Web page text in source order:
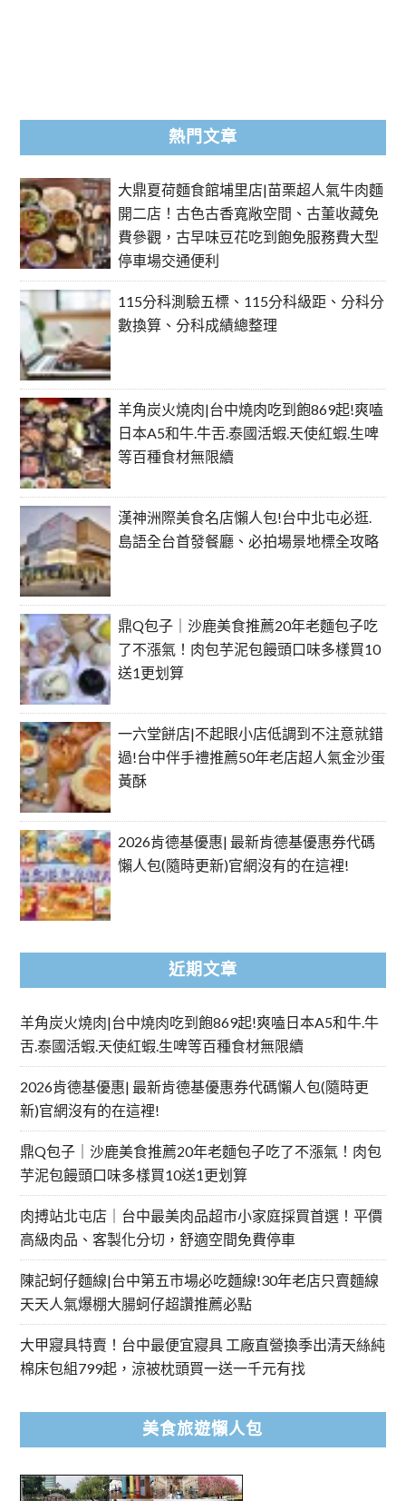
熱門文章
大鼎夏荷麵食館埔里店|苗栗超人氣牛肉麵
開二店！古色古香寬敞空間、古董收藏免
費參觀，古早味豆花吃到飽免服務費大型
停車場交通便利
115分科測驗五標、115分科級距、分科分
數換算、分科成績總整理
羊角炭火燒肉|台中燒肉吃到飽869起!爽嗑
日本A5和牛.牛舌.泰國活蝦.天使紅蝦.生啤
等百種食材無限續
漢神洲際美食名店懶人包!台中北屯必逛.
島語全台首發餐廳、必拍場景地標全攻略
鼎Q包子｜沙鹿美食推薦20年老麵包子吃
了不漲氣！肉包芋泥包饅頭口味多樣買10
送1更划算
一六堂餅店|不起眼小店低調到不注意就錯
過!台中伴手禮推薦50年老店超人氣金沙蛋
黃酥
2026肯德基優惠| 最新肯德基優惠券代碼
懶人包(隨時更新)官網沒有的在這裡!
近期文章
羊角炭火燒肉|台中燒肉吃到飽869起!爽嗑日本A5和牛.牛
舌.泰國活蝦.天使紅蝦.生啤等百種食材無限續
2026肯德基優惠| 最新肯德基優惠券代碼懶人包(隨時更
新)官網沒有的在這裡!
鼎Q包子｜沙鹿美食推薦20年老麵包子吃了不漲氣！肉包
芋泥包饅頭口味多樣買10送1更划算
肉搏站北屯店｜台中最美肉品超市小家庭採買首選！平價
高級肉品、客製化分切，舒適空間免費停車
陳記蚵仔麵線|台中第五市場必吃麵線!30年老店只賣麵線
天天人氣爆棚大腸蚵仔超讚推薦必點
大甲寢具特賣！台中最便宜寢具 工廠直營換季出清天絲純
棉床包組799起，涼被枕頭買一送一千元有找
美食旅遊懶人包